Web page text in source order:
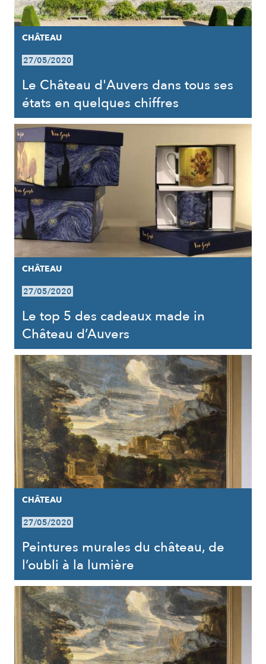
CHÂTEAU
27/05/2020
Le Château d'Auvers dans tous ses
états en quelques chiffres
CHÂTEAU
27/05/2020
Le top 5 des cadeaux made in
Château d’Auvers
CHÂTEAU
27/05/2020
Peintures murales du château, de
l’oubli à la lumière